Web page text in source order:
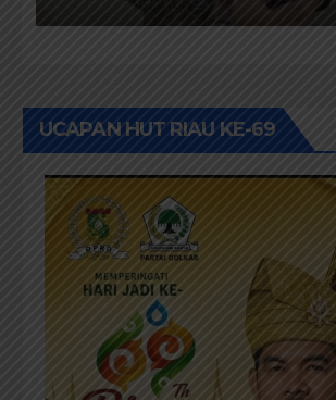
Provinsi Riau Terus
UCAPAN HUT RIAU KE-69